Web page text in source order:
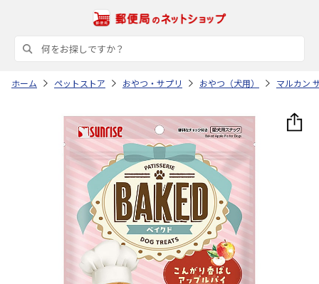
ホーム ペットストア おやつ・サプリ おやつ（犬用） マルカン